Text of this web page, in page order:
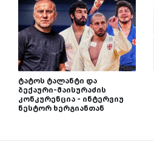
ტატოს ტალანტი და
ბექაური-მაისურაძის
კონკურენცია - ინტერვიუ
ნესტორ ხერგიანთან